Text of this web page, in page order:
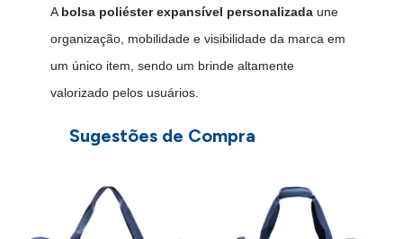
A bolsa poliéster expansível personalizadaune
organização, mobilidade e visibilidade da marca em
um único item, sendo um brinde altamente
valorizado pelos usuários.
Sugestões de Compra